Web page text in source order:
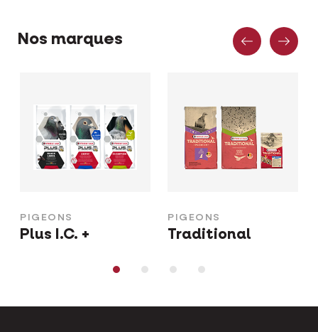
Nos marques
PIGEONS
Plus I.C. +
PIGEONS
Traditional